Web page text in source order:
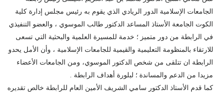
الجامعات الإسلامية الدور الريادي الذي يقوم به رئيس مجلس إدارة كلية
الكوت الجامعة الأستاذ المساعد الدكتور طالب الموسوي ، والعضو التنفيذي
في الرابطة من دور متميز ؛ خدمة للمسيرة العلمية والبحثية التي تسعى
للارتقاء بالمنظومة التعليمية والقيمية للجامعات الإسلامية ، وأن الأمل يحدو
الرابطة ان تتلقى من شخص الدكتور الموسوي، ومن الجامعات الأعضاء
مزيدا من الدعم والمساندة ؛ لبلورة أهداف الرابطة .
كما قدم الأستاذ الدكتور سامي الشريف الأمين العام للرابطة خالص تقديره